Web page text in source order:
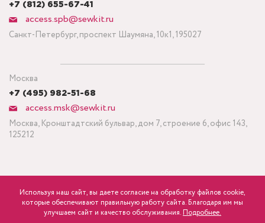
р. розница Минимальный заказ ткани от 3 метров
+7 (812) 655-67-41
access.spb@sewkit.ru
Санкт-Петербург, проспект Шаумяна, 10к1, 195027
Москва
+7 (495) 982-51-68
access.msk@sewkit.ru
Москва, Кронштадтский бульвар, дом 7, строение 6, офис 143,
125212
ПОДПИСАТЬСЯ НА НОВОСТИ
Используя наш сайт, вы даете согласие на обработку файлов cookie,
которые обеспечивают правильную работу сайта. Благодаря им мы
улучшаем сайт и качество обслуживания. Подробнее.